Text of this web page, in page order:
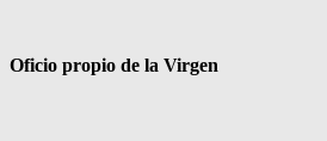
Oficio propio de la Virgen